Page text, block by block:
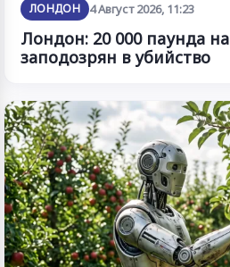
ЛОНДОН 4 Август 2026, 11:23
Лондон: 20 000 паунда
заподозрян в убийство